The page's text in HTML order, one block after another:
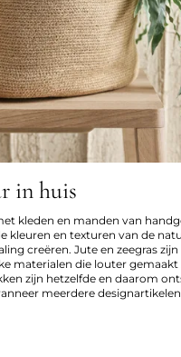
in huis
kleden en manden van
kleuren en texturen van de
creëren. Jute en zeegras
materialen die louter gemaakt
zijn hetzelfde en daarom
meerdere